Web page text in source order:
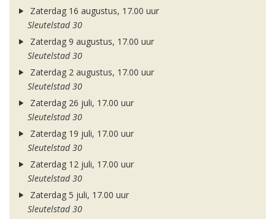
Zaterdag 16 augustus, 17.00 uur
Sleutelstad 30
Zaterdag 9 augustus, 17.00 uur
Sleutelstad 30
Zaterdag 2 augustus, 17.00 uur
Sleutelstad 30
Zaterdag 26 juli, 17.00 uur
Sleutelstad 30
Zaterdag 19 juli, 17.00 uur
Sleutelstad 30
Zaterdag 12 juli, 17.00 uur
Sleutelstad 30
Zaterdag 5 juli, 17.00 uur
Sleutelstad 30